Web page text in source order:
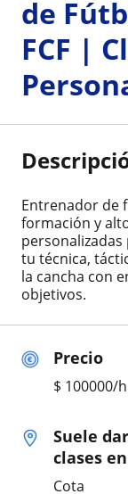
Precio
$ 100000/h
Suele dar
clases en
Cota
de
FCF |
Entrenador de
formación y
tu técnica,
la cancha con
objetivos.